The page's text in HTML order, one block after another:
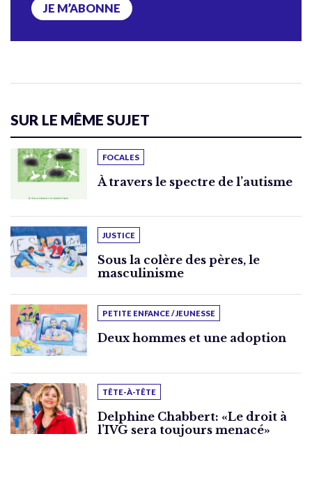
JE M’ABONNE
SUR LE MÊME SUJET
FOCALES
À travers le spectre de l’autisme
JUSTICE
Sous la colère des pères, le
masculinisme
PETITE ENFANCE / JEUNESSE
Deux hommes et une adoption
TÊTE-À-TÊTE
Delphine Chabbert: «Le droit à
l’IVG sera toujours menacé»